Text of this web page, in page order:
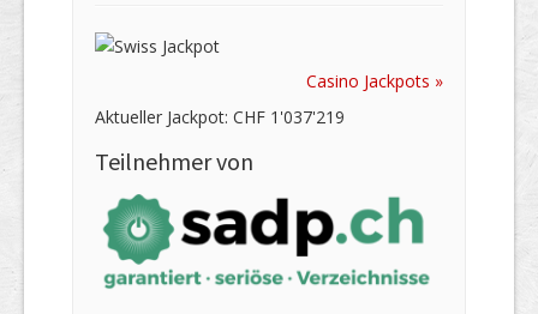
Casino Jackpots »
Aktueller Jackpot: CHF 1'037'219
Teilnehmer von